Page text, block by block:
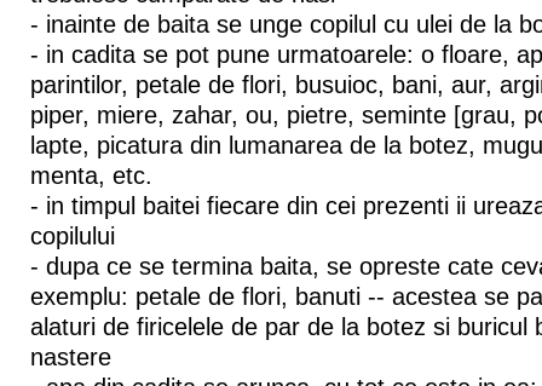
- inainte de baita se unge copilul cu ulei de la
- in cadita se pot pune urmatoarele: o floare,
parintilor, petale de flori, busuioc, bani, aur,
piper, miere, zahar, ou, pietre, seminte [grau,
lapte, picatura din lumanarea de la botez,
menta, etc.
- in timpul baitei fiecare din cei prezenti ii
copilului
- dupa ce se termina baita, se opreste cate
exemplu: petale de flori, banuti -- acestea se
alaturi de firicelele de par de la botez si buricul
nastere